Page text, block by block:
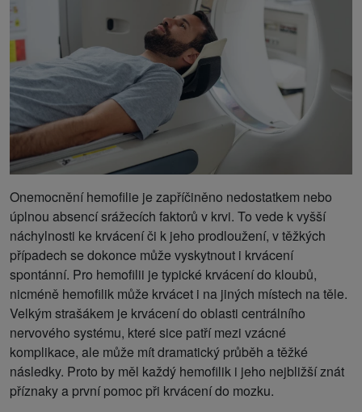
Onemocnění hemofilie je zapříčiněno nedostatkem nebo
úplnou absencí srážecích faktorů v krvi. To vede k vyšší
náchylnosti ke krvácení či k jeho prodloužení, v těžkých
případech se dokonce může vyskytnout i krvácení
spontánní. Pro hemofilii je typické krvácení do kloubů,
nicméně hemofilik může krvácet i na jiných místech na těle.
Velkým strašákem je krvácení do oblasti centrálního
nervového systému, které sice patří mezi vzácné
komplikace, ale může mít dramatický průběh a těžké
následky. Proto by měl každý hemofilik i jeho nejbližší znát
příznaky a první pomoc při krvácení do mozku.